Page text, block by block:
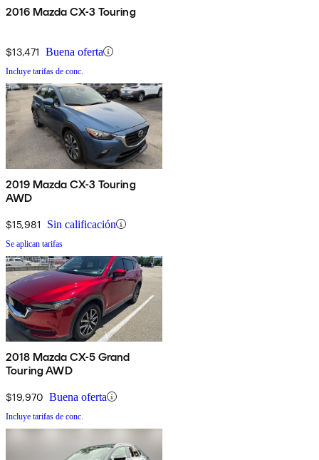
2016 Mazda CX-3 Touring
$13,471 Buena oferta
Incluye tarifas de conc.
2019 Mazda CX-3 Touring
AWD
$15,981 Sin calificación
Se aplican tarifas
2018 Mazda CX-5 Grand
Touring AWD
$19,970 Buena oferta
Incluye tarifas de conc.